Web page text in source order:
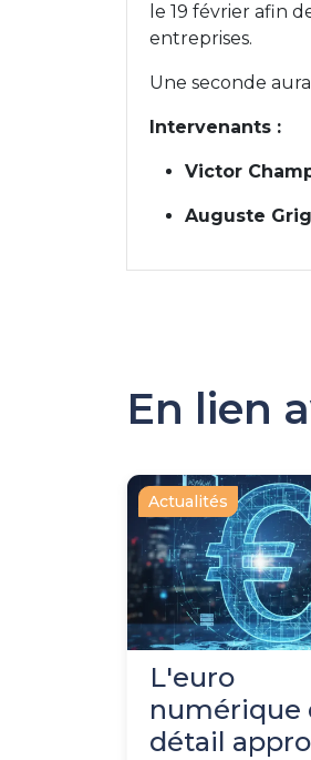
le 19 février afin
entreprises.
Une seconde
Intervenants :
Victor
Auguste
En lien
Actualités
L'euro
numérique
détail